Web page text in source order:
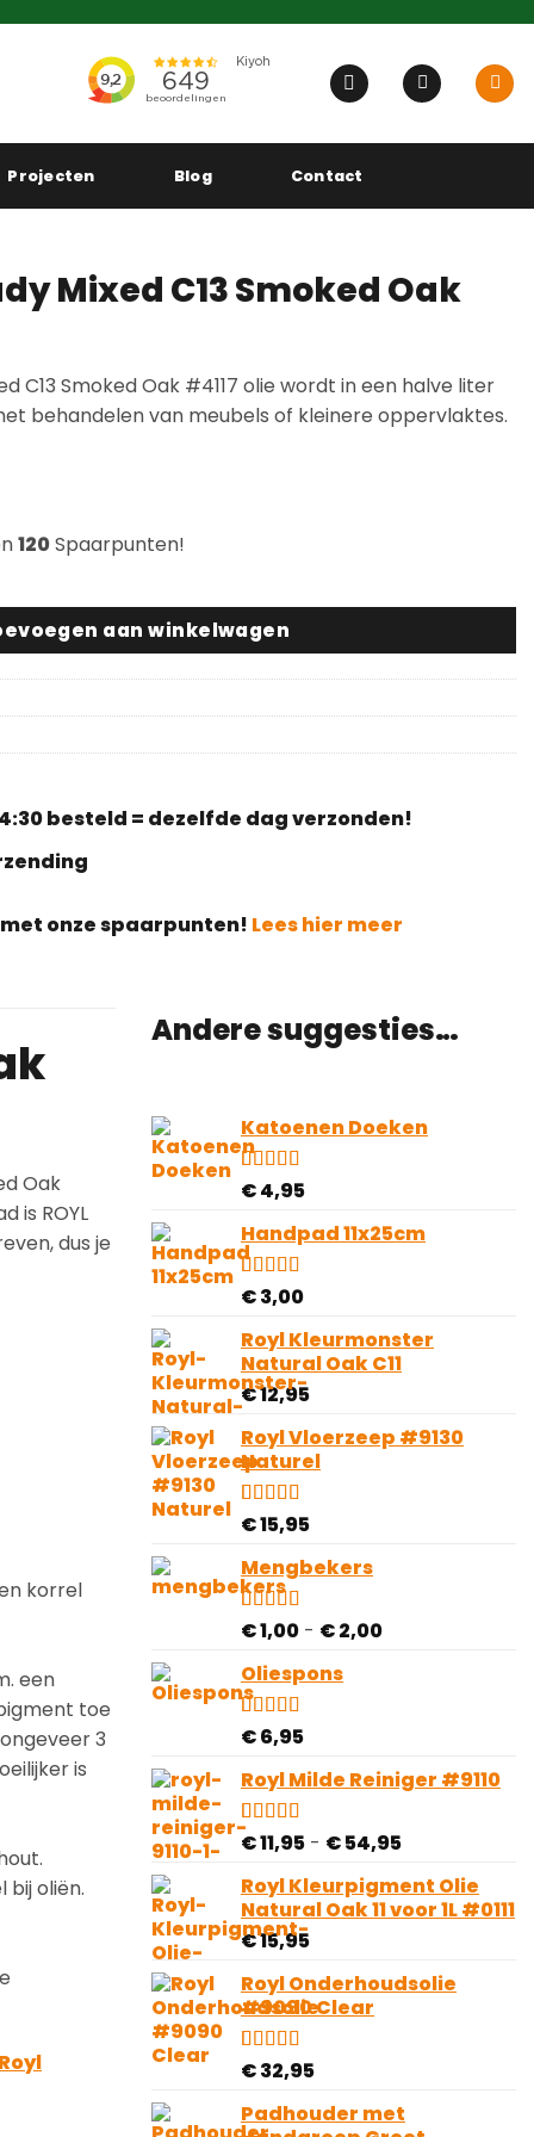
Projecten Blog Contact
Mixed C13 Smoked Oak
C13 Smoked Oak #4117 olie wordt in een halve liter
behandelen van meubels of kleinere oppervlaktes.
120Spaarpunten!
Smoked Oak #4117 aantal
aan winkelwagen
besteld = dezelfde dag verzonden!
onze spaarpunten! Lees hier meer
Oak
is ROYL
dus je
korrel
een
toe
3
is
bij oliën.
Royl
Andere suggesties…
Katoenen Doeken
Gewaardeerd
op 5
gebaseerd
op
10
klantbeoordelingen
€4,95
Handpad 11x25cm
Gewaardeerd
4.60op 5
gebaseerd
op
5
klantbeoordelingen
€3,00
Royl Kleurmonster
Natural Oak C11
€12,95
Royl Vloerzeep #9130
Naturel
Gewaardeerd
op 5
gebaseerd
op
9
klantbeoordelingen
€15,95
Mengbekers
Gewaardeerd
4.50
gebaseerd
op
4
klantbeoordelingen
€1,00 - €2,00Prijsklasse:
Oliespons
Gewaardeerd
5.00op 5
gebaseerd
op
5
klantbeoordelingen
€6,95
Royl Milde Reiniger #9110
Gewaardeerd
op 5
gebaseerd
op
3
klantbeoordelingen
€11,95 - €54,95Prijsklasse:
tot
€ 54,95
Royl Kleurpigment Olie
Natural Oak 11 voor 1L #0111
€15,95
Royl Onderhoudsolie
#9090 Clear
Gewaardeerd
op 5
gebaseerd
op
4
€32,95
Padhouder met